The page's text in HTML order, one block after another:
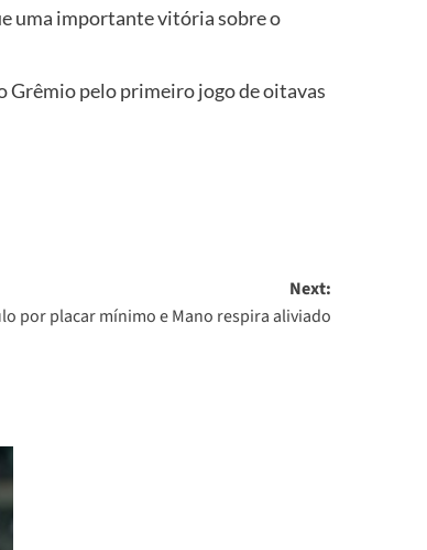
uma importante vitória sobre o
Grêmio pelo primeiro jogo de oitavas
Next:
por placar mínimo e Mano respira aliviado